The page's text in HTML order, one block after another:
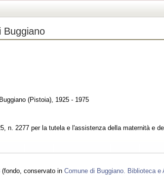
Buggiano
(Pistoia), 1925 - 1975
n. 2277 per la tutela e l'assistenza della maternità e
(fondo, conservato in Comune di Buggiano. Biblioteca e